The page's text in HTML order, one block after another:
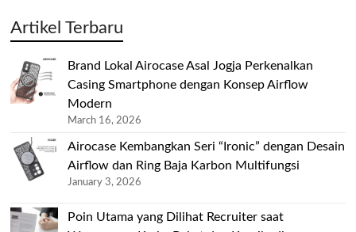
Artikel Terbaru
Brand Lokal Airocase Asal Jogja Perkenalkan
Casing Smartphone dengan Konsep Airflow
Modern
March 16, 2026
Airocase Kembangkan Seri “Ironic” dengan Desain
Airflow dan Ring Baja Karbon Multifungsi
January 3, 2026
Poin Utama yang Dilihat Recruiter saat